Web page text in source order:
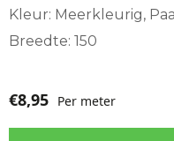
Kleur: Meerkleurig,
Breedte: 150
€8,95 Per meter